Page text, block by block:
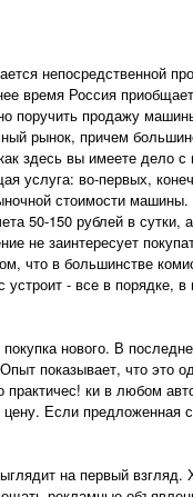
непосредственной
время Россия
поручить продажу
рынок, причем
здесь вы имеете
услуга: во-первых,
стоимости
50-150 рублей в
не заинтересует
что в большинстве
- все в порядке,
нового. В
показывает, что это
ки в любом
Если
на первый